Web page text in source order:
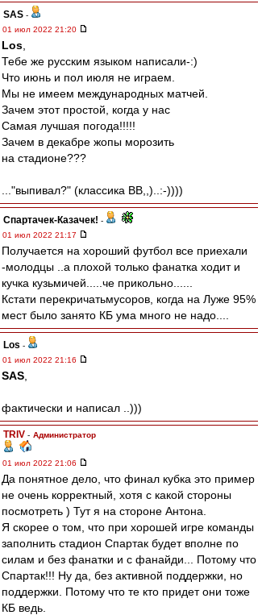
SAS -
01 июл 2022 21:20
Los
Тебе же русским языком написали-:)
Что июнь и пол июля не играем.
Мы не имеем международных матчей.
Зачем этот простой, когда у нас
Самая лучшая погода!!!!!
Зачем в декабре жопы морозить
на стадионе???
..."выпивал?" (классика ВВ,,)..:-))))
Спартачек-Казачек! -
01 июл 2022 21:17
Получается на хороший футбол все приехали
-молодцы ..а плохой только фанатка ходит и
кучка кузьмичей.....че прикольно......
Кстати перекричатьмусоров, когда на Луже 95%
мест было занято КБ ума много не надо....
Los -
01 июл 2022 21:16
SAS
фактически и написал ..)))
TRIV - Администратор
01 июл 2022 21:06
Да понятное дело, что финал кубка это пример
не очень корректный, хотя с какой стороны
посмотреть ) Тут я на стороне Антона.
Я скорее о том, что при хорошей игре команды
заполнить стадион Спартак будет вполне по
силам и без фанатки и с фанайди... Потому что
Спартак!!! Ну да, без активной поддержки, но
поддержки. Потому что те кто придет они тоже
КБ ведь.